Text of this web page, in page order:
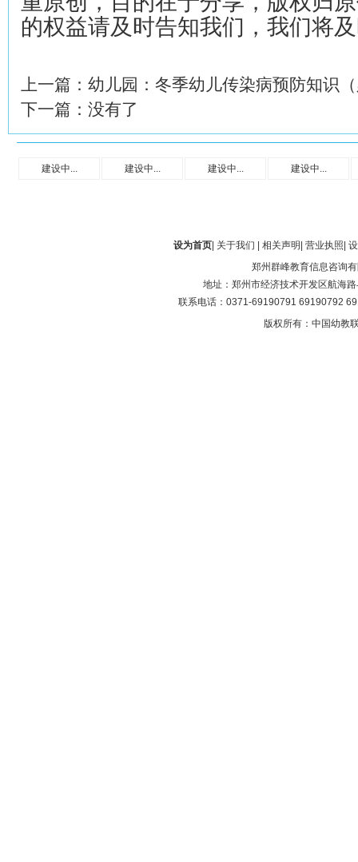
的权益请及时告知我们，我们将
上一篇： 幼儿园：冬季幼儿传染病预防知识
下一篇：没有了
建设中... 建设中... 建设中... 建设中...
设为首页 关于我们 相关声明 营业执照
郑州群峰教育信息咨询
地址：郑州市经济技术开发区航海
联系电话：0371-69190791 69190792
版权所有：中国幼